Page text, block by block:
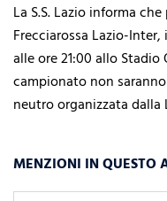
La S.S. Lazio informa
Frecciarossa Lazio-
alle ore 21:00 allo
campionato non
neutro organizzata dalla
MENZIONI IN QUESTO